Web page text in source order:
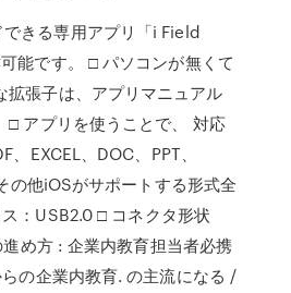
きる専用アプリ「i Field
能です。 □ パソコンが無くて
拡張子は、アプリマニュアル
□ アプリを使うことで、 対応
、EXCEL、DOC、PPT、
の他iOSがサポートする形式全
：USB2.0 □ コネクタ形状
め方 : 企業内教育担当者必携
の企業内教育. の主流になる /